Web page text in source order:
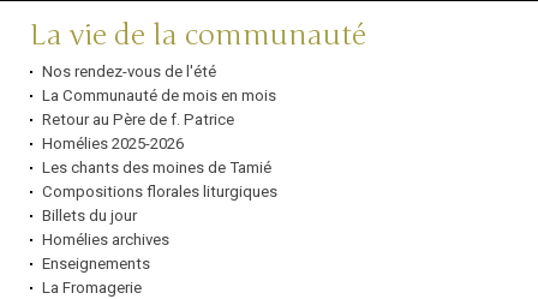
Navigation
La vie de la communauté
Nos rendez-vous de l'été
La Communauté de mois en mois
Retour au Père de f. Patrice
Homélies 2025-2026
Les chants des moines de Tamié
Compositions florales liturgiques
Billets du jour
Homélies archives
Enseignements
La Fromagerie